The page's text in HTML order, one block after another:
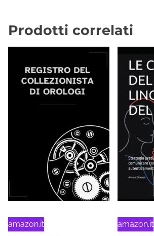
Prodotti correlati
amazon.it
amazon.it